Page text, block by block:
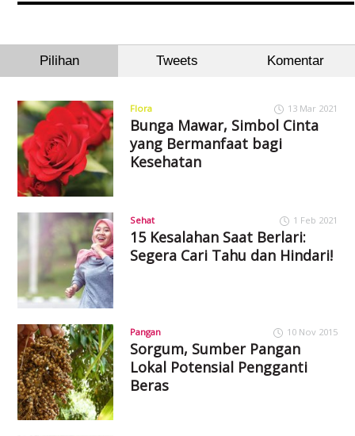
Pilihan Tweets Komentar
Flora 13 Mar 2021
Bunga Mawar, Simbol Cinta
yang Bermanfaat bagi
Kesehatan
Sehat 1 Feb 2021
15 Kesalahan Saat Berlari:
Segera Cari Tahu dan Hindari!
Pangan 10 Nov 2015
Sorgum, Sumber Pangan
Lokal Potensial Pengganti
Beras